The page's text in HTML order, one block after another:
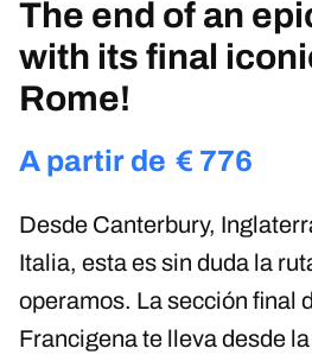
The end of an
with its final
Rome!
A partir de € 776
Desde Canterbury,
Italia, esta es sin duda la
operamos. La sección final
Francigena te lleva desde